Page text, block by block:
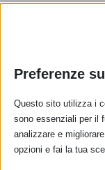
Preferenze
Questo sito utilizza i
sono essenziali per il
analizzare e
opzioni e fai la tua